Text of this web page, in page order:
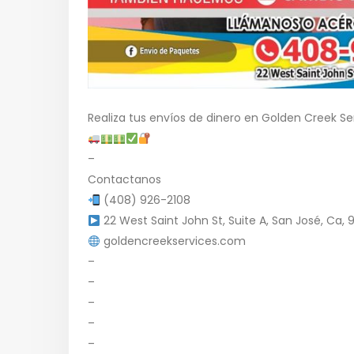
Realiza tus envíos de dinero en Golden Creek
–
Contactanos
(408) 926-2108
22 West Saint John St, Suite A, San José, Ca,
goldencreekservices.com
–
–
–
–
–